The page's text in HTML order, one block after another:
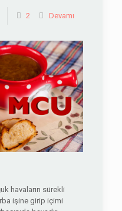
2 Devamı
havaların sürekli
işine girip içimi